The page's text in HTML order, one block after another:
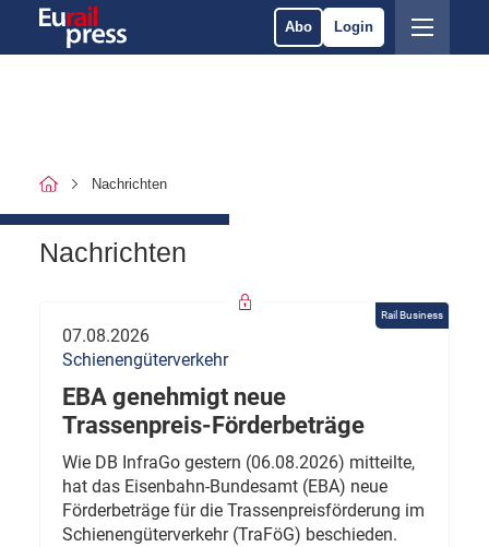
Abo Login
Nachrichten
Nachrichten
Rail Business
07.08.2026
Schienengüterverkehr
EBA genehmigt neue
Trassenpreis-Förderbeträge
Wie DB InfraGo gestern (06.08.2026) mitteilte,
hat das Eisenbahn-Bundesamt (EBA) neue
Förderbeträge für die Trassenpreisförderung im
Schienengüterverkehr (TraFöG) beschieden.